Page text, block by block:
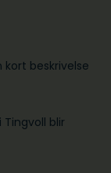
kort beskrivelse
blir